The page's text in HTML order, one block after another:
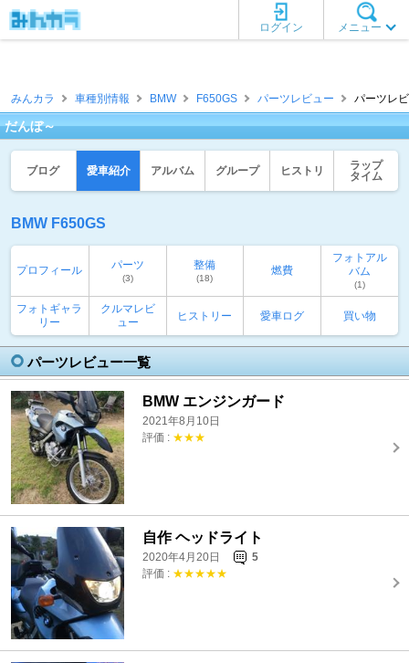
メニュー
ログイン
みんカラ 車種別情報 BMW F650GS パーツレビュー パーツレ
だんぼ～
ブログ 愛車紹介 アルバム グループ ヒストリ
ラップ
タイム
BMW F650GS
プロフィール パーツ
(3)
整備
(18)
燃費
フォトアル
バム
(1)
フォトギャラ
リー
クルマレビ
ュー
ヒストリー 愛車ログ 買い物
パーツレビュー一覧
BMW エンジンガード
2021年8月10日
評価 : ★★★
自作 ヘッドライト
2020年4月20日
5
評価 : ★★★★★